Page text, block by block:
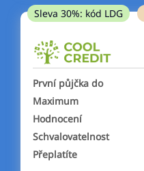
ano
Sleva 30%: kód LDG
První půjčka do
Maximum
Hodnocení
Schvalovatelnost
Přeplatíte